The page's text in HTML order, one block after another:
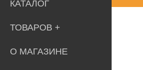
КАТАЛОГ
ТОВАРОВ
О МАГАЗИНЕ